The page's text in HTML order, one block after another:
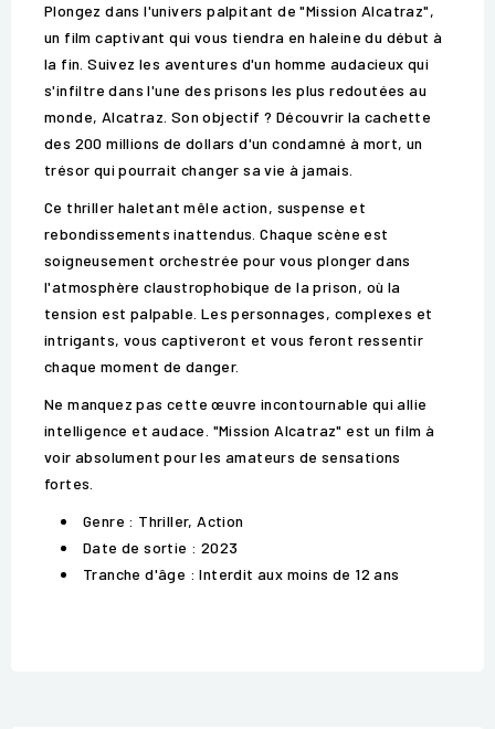
Plongez dans l'univers palpitant de "Mission Alcatraz",
un film captivant qui vous tiendra en haleine du début à
la fin. Suivez les aventures d'un homme audacieux qui
s'infiltre dans l'une des prisons les plus redoutées au
monde, Alcatraz. Son objectif ? Découvrir la cachette
des 200 millions de dollars d'un condamné à mort, un
trésor qui pourrait changer sa vie à jamais.
Ce thriller haletant mêle action, suspense et
rebondissements inattendus. Chaque scène est
soigneusement orchestrée pour vous plonger dans
l'atmosphère claustrophobique de la prison, où la
tension est palpable. Les personnages, complexes et
intrigants, vous captiveront et vous feront ressentir
chaque moment de danger.
Ne manquez pas cette œuvre incontournable qui allie
intelligence et audace. "Mission Alcatraz" est un film à
voir absolument pour les amateurs de sensations
fortes.
Genre : Thriller, Action
Date de sortie : 2023
Tranche d'âge : Interdit aux moins de 12 ans